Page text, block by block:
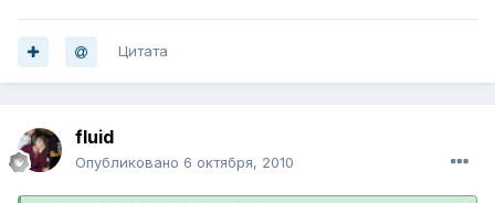
Цитата
fluid
Опубликовано 6 октября, 2010